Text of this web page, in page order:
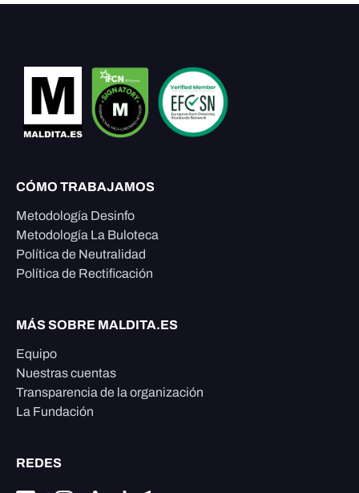
CÓMO TRABAJAMOS
Metodología Desinfo
Metodología La Buloteca
Política de Neutralidad
Política de Rectificación
MÁS SOBRE MALDITA.ES
Equipo
Nuestras cuentas
Transparencia de la organización
La Fundación
REDES